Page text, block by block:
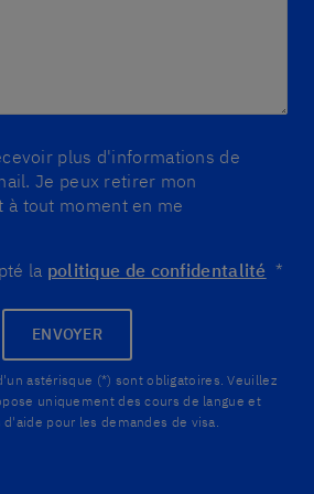
plus d'informations de
Je peux retirer mon
à tout moment en me
la politique de confidentalité *
ENVOYER
astérisque (*) sont obligatoires. Veuillez
uniquement des cours de langue et
d'aide pour les demandes de visa.